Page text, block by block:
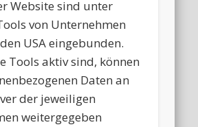
Website sind unter
von Unternehmen
USA eingebunden.
Tools aktiv sind, können
Daten an
der jeweiligen
weitergegeben